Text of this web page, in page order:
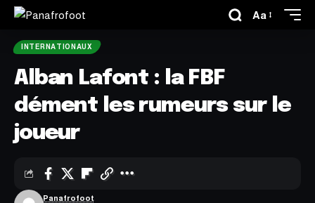
Aa
INTERNATIONAUX
Alban Lafont : la FBF
dément les rumeurs sur le
joueur
Panafrofoot